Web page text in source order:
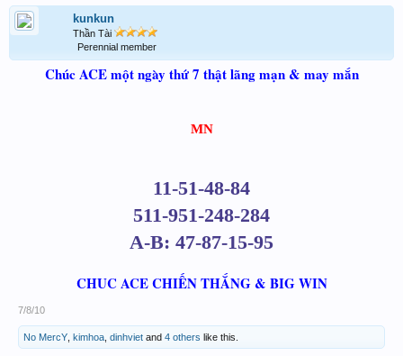
kunkun
Thần Tài
Perennial member
Chúc ACE một ngày thứ 7 thật lãng mạn & may mắn
MN
11-51-48-84
511-951-248-284
A-B: 47-87-15-95
CHUC ACE CHIẾN THẮNG & BIG WIN
7/8/10
No MercY kimhoa dinhviet and 4 others like this.